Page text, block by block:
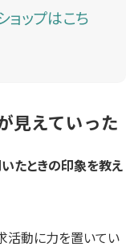
ップはこち
見えていった
たときの印象を教え
活動に力を置いてい